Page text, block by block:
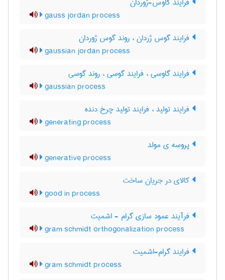
gauss jordan process
فرایند گوس ژردان ، روند گوس ژوردان
gaussian jordan process
فرایند گاوسی ، فرایند گوسی ، روند گوسی
gaussian process
فرایند تولید ، فرایند تولید چرخ دنده
generating process
پروسه ی مولد
generative process
کالای در جریان ساخت
good in process
فرآیند عمود سازی گرام - اشمیت
gram schmidt orthogonalization process
فرایند گرام-اشمیت
gram schmidt process